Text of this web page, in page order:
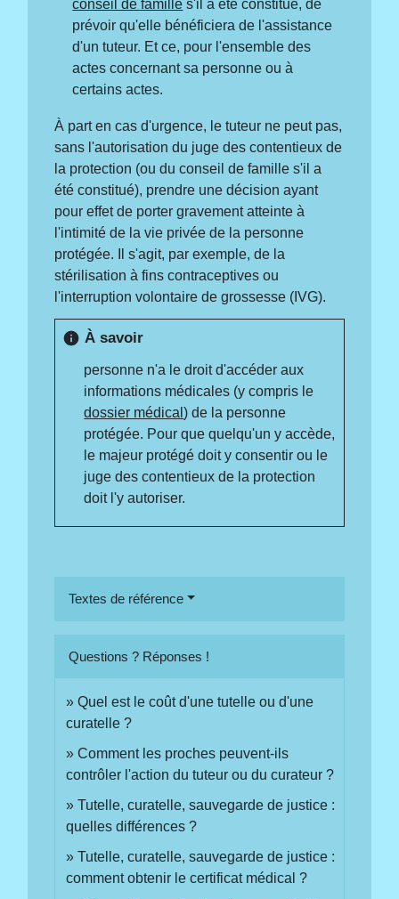
conseil de famille s'il a été constitué, de
prévoir qu'elle bénéficiera de l'assistance
d'untuteur. Et ce, pour l'ensemble des
actes concernant sa personne ou à
certains actes.
À part en cas d'urgence, le tuteur ne peut pas,
sans l'autorisation du juge des contentieux de
la protection (ou du conseil de famille s'il a
été constitué), prendre une décision ayant
pour effet de porter gravement atteinte à
l'intimité de la vie privée de la personne
protégée. Il s'agit, par exemple, de la
stérilisation à fins contraceptives ou
l'interruption volontaire de grossesse (IVG).
info À savoir
personne n'a le droit d'accéder aux
informations médicales (y compris le
dossier médical) de la personne
protégée. Pour que quelqu'un y accède,
le majeur protégé doit y consentir ou le
juge des contentieux de la protection
doit l'y autoriser.
Textes de référence
Questions ? Réponses !
Quel est le coût d'une tutelle ou d'une
curatelle ?
Comment les proches peuvent-ils
contrôler l'action du tuteur ou du curateur ?
Tutelle, curatelle, sauvegarde de justice :
quelles différences ?
Tutelle, curatelle, sauvegarde de justice :
comment obtenir le certificat médical ?